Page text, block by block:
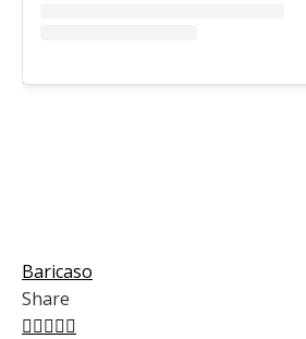
Baricaso
Share
Facebook
Twitter
LinkedIn
Pinterest
Stumbleupon